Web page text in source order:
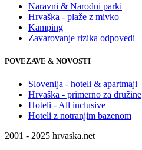
Naravni & Narodni parki
Hrvaška - plaže z mivko
Kamping
Zavarovanje rizika odpovedi
POVEZAVE & NOVOSTI
Slovenija - hoteli & apartmaji
Hrvaška - primerno za družine
Hoteli - All inclusive
Hoteli z notranjim bazenom
2001 - 2025 hrvaska.net